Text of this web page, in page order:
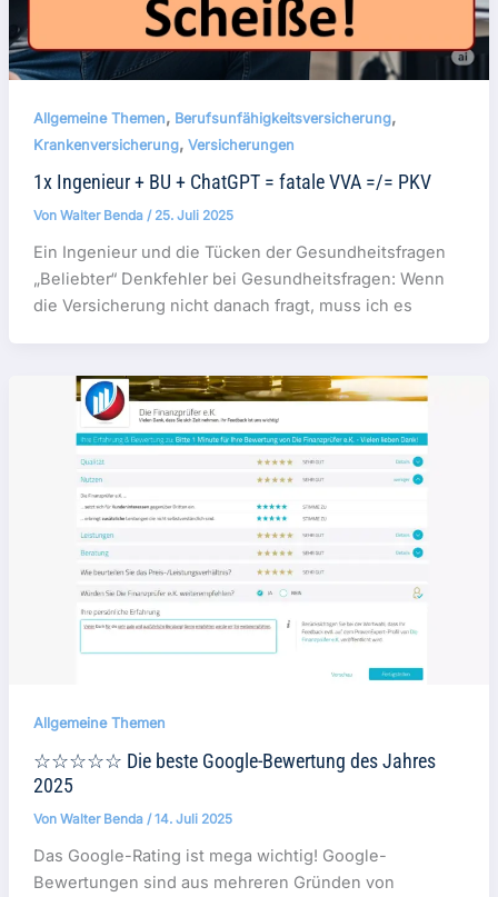
Allgemeine Themen, Berufsunfähigkeitsversicherung,
Krankenversicherung, Versicherungen
1x Ingenieur + BU + ChatGPT = fatale VVA =/= PKV
Von Walter Benda / 25. Juli 2025
Ein Ingenieur und die Tücken der Gesundheitsfragen
„Beliebter“ Denkfehler bei Gesundheitsfragen: Wenn
die Versicherung nicht danach fragt, muss ich es
Allgemeine Themen
☆☆☆☆☆ Die beste Google-Bewertung des Jahres
2025
Von Walter Benda /14. Juli 2025
Das Google-Rating ist mega wichtig! Google-
Bewertungen sind aus mehreren Gründen von